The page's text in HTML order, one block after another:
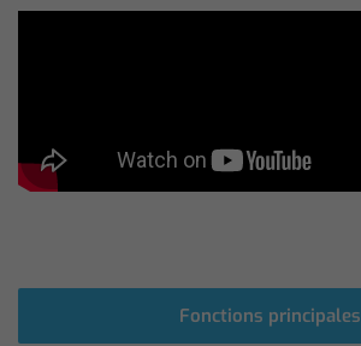
Fonctions principales